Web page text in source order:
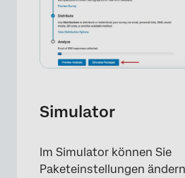
Simulator
Im Simulator können Sie
Paketeinstellungen